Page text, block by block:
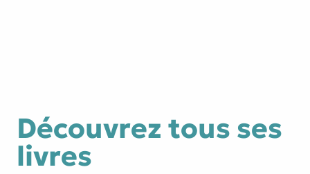
Découvrez tous ses
livres